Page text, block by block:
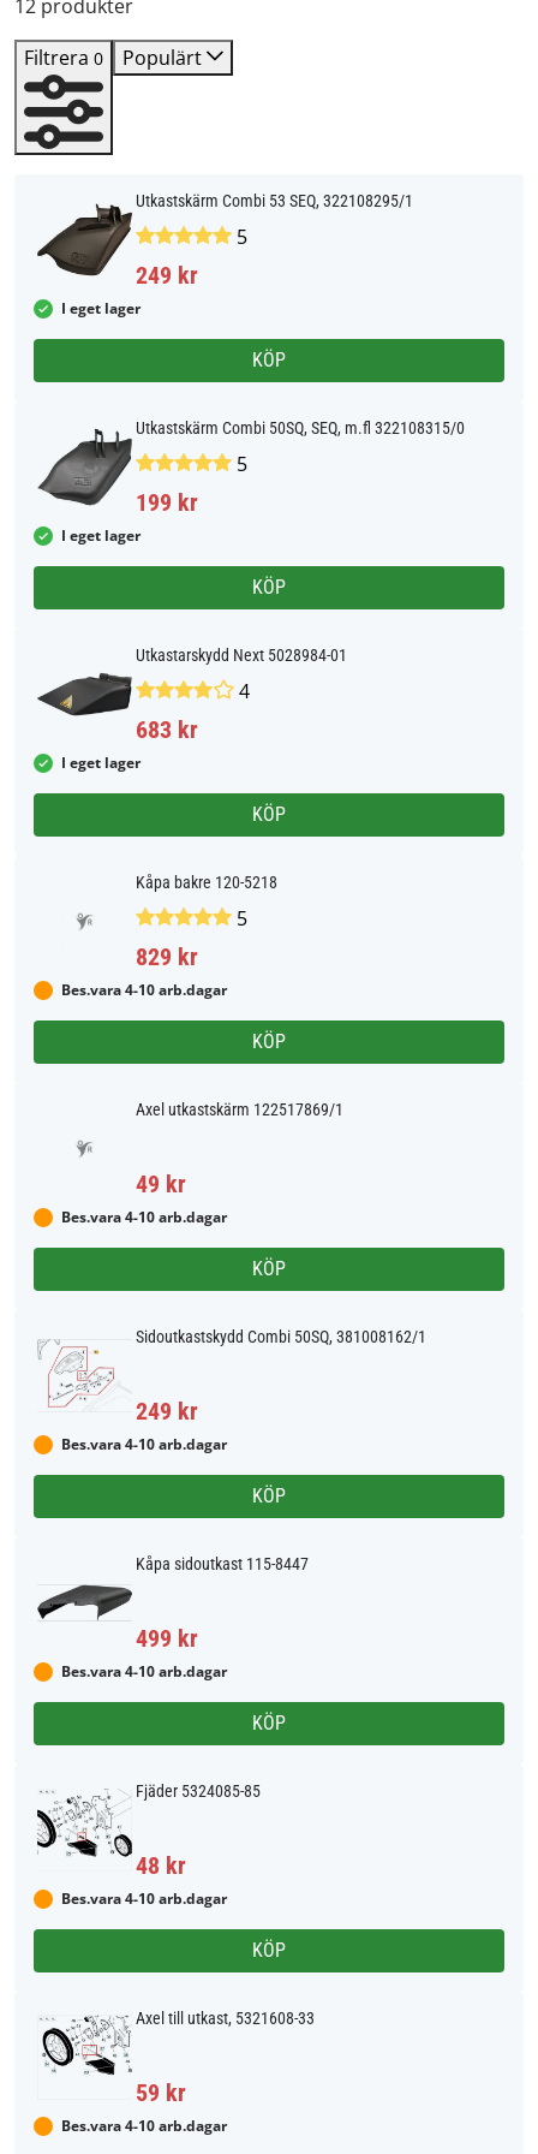
12 produkter
Filtrera 0 Populärt
Utkastskärm Combi 53 SEQ, 322108295/1
5
249 kr
I eget lager
KÖP
Utkastskärm Combi 50SQ, SEQ, m.fl 322108315/0
5
199 kr
I eget lager
KÖP
Utkastarskydd Next 5028984-01
4
683 kr
I eget lager
KÖP
Kåpa bakre 120-5218
5
829 kr
Bes.vara 4-10 arb.dagar
KÖP
Axel utkastskärm 122517869/1
49 kr
Bes.vara 4-10 arb.dagar
KÖP
Sidoutkastskydd Combi 50SQ, 381008162/1
249 kr
Bes.vara 4-10 arb.dagar
KÖP
Kåpa sidoutkast 115-8447
499 kr
Bes.vara 4-10 arb.dagar
KÖP
Fjäder 5324085-85
48 kr
Bes.vara 4-10 arb.dagar
KÖP
Axel till utkast, 5321608-33
59 kr
Bes.vara 4-10 arb.dagar